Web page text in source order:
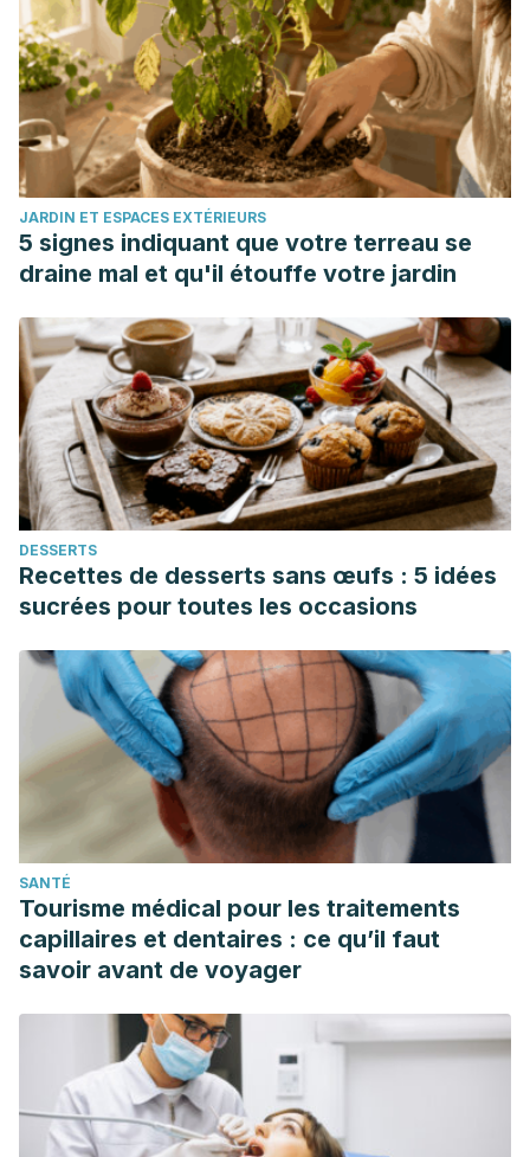
regula la venta a distancia al público, a través de sitios
web, de medicamentos de uso humano no sujetos a
prescripción médica.
JARDIN ET ESPACES EXTÉRIEURS
5 signes indiquant que votre terreau se
draine mal et qu'il étouffe votre jardin
DESSERTS
Recettes de desserts sans œufs : 5 idées
sucrées pour toutes les occasions
SANTÉ
Tourisme médical pour les traitements
capillaires et dentaires : ce qu’il faut
savoir avant de voyager